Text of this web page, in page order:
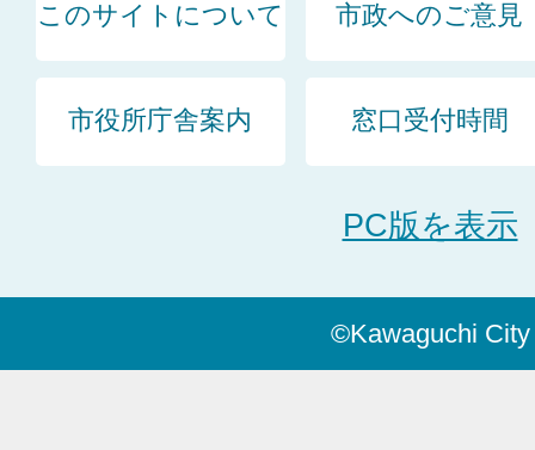
このサイトについて 市政へのご意見
市役所庁舎案内 窓口受付時間
PC版を表示
©Kawaguchi City